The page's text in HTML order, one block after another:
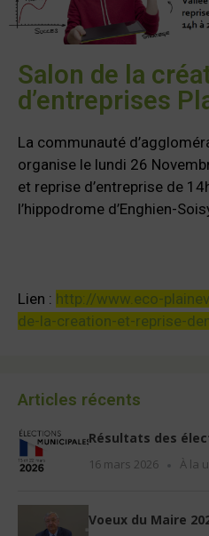
Salon de la
d’entreprises
La communauté
organise le lundi 26
et reprise d’entreprise de
l’hippodrome d’Enghien-
Lien : http://www.eco-
de-la-creation-et-reprise-
Articles récents
Résultats des
16 mars 2026 À la
Voeux du Maire